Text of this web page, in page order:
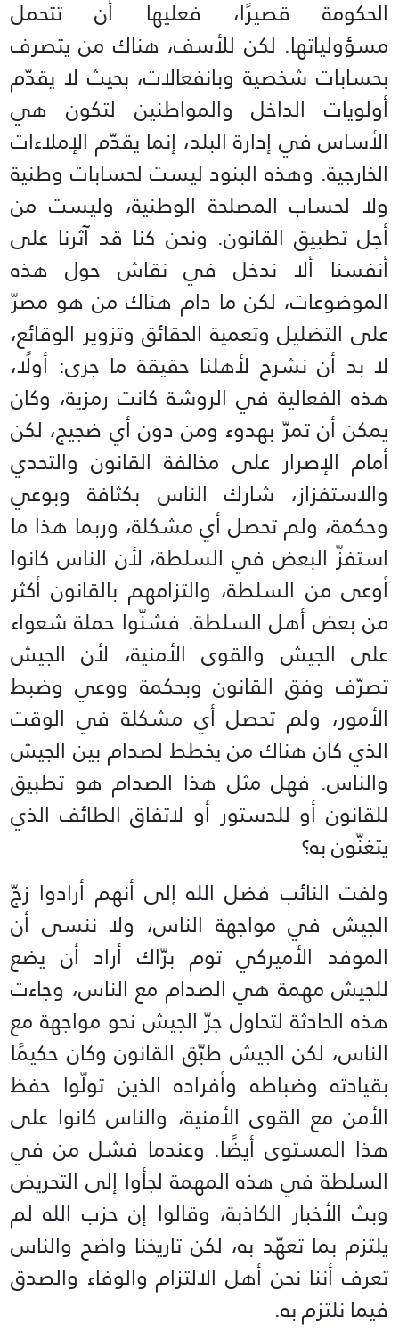
الحكومة قصيرًا، فعليها أن تتحمل
مسؤولياتها. لكن للأسف، هناك من يتصرف
بحسابات شخصية وبانفعالات، بحيث لا يقدّم
أولويات الداخل والمواطنين لتكون هي
الأساس في إدارة البلد، إنما يقدّم الإملاءات
الخارجية. وهذه البنود ليست لحسابات وطنية
ولا لحساب المصلحة الوطنية، وليست من
أجل تطبيق القانون. ونحن كنا قد آثرنا على
أنفسنا ألا ندخل في نقاش حول هذه
الموضوعات، لكن ما دام هناك من هو مصرّ
على التضليل وتعمية الحقائق وتزوير الوقائع،
لا بد أن نشرح لأهلنا حقيقة ما جرى: أولًا،
هذه الفعالية في الروشة كانت رمزية، وكان
يمكن أن تمرّ بهدوء ومن دون أي ضجيج، لكن
أمام الإصرار على مخالفة القانون والتحدي
والاستفزاز، شارك الناس بكثافة وبوعي
وحكمة، ولم تحصل أي مشكلة، وربما هذا ما
استفزّ البعض في السلطة، لأن الناس كانوا
أوعى من السلطة، والتزامهم بالقانون أكثر
من بعض أهل السلطة. فشنّوا حملة شعواء
على الجيش والقوى الأمنية، لأن الجيش
تصرّف وفق القانون وبحكمة ووعي وضبط
الأمور، ولم تحصل أي مشكلة في الوقت
الذي كان هناك من يخطط لصدام بين الجيش
والناس. فهل مثل هذا الصدام هو تطبيق
للقانون أو للدستور أو لاتفاق الطائف الذي
يتغنّون به؟
ولفت النائب فضل الله إلى أنهم أرادوا زجّ
الجيش في مواجهة الناس، ولا ننسى أن
الموفد الأميركي توم برّاك أراد أن يضع
للجيش مهمة هي الصدام مع الناس، وجاءت
هذه الحادثة لتحاول جرّ الجيش نحو مواجهة مع
الناس، لكن الجيش طبّق القانون وكان حكيمًا
بقيادته وضباطه وأفراده الذين تولّوا حفظ
الأمن مع القوى الأمنية، والناس كانوا على
هذا المستوى أيضًا. وعندما فشل من في
السلطة في هذه المهمة لجأوا إلى التحريض
وبث الأخبار الكاذبة، وقالوا إن حزب الله لم
يلتزم بما تعهّد به، لكن تاريخنا واضح والناس
تعرف أننا نحن أهل الالتزام والوفاء والصدق
فيما نلتزم به.